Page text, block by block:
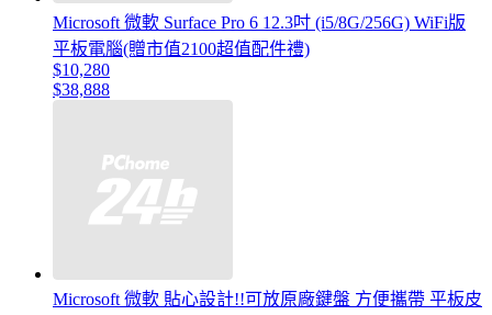
Microsoft 微軟 Surface Pro 6 12.3吋 (i5/8G/256G) WiFi版
平板電腦(贈市值2100超值配件禮)
$10,280
$38,888
Microsoft 微軟 貼心設計!!可放原廠鍵盤 方便攜帶 平板皮